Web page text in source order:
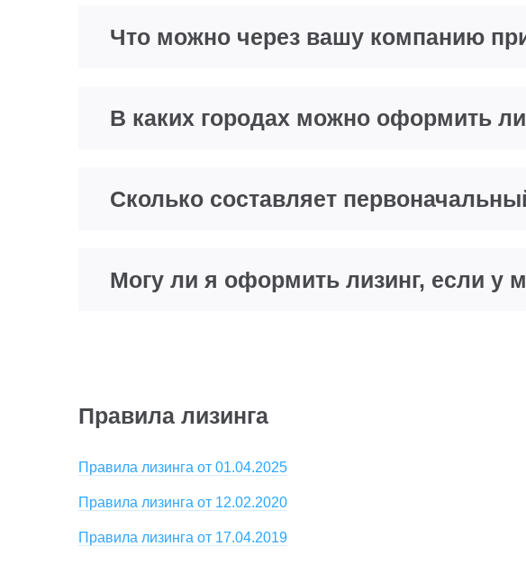
Что можно через вашу компанию
В каких городах можно оформить
Сколько составляет
Могу ли я оформить лизинг, если у
Правила лизинга
Правила лизинга от 01.04.2025
Правила лизинга от 12.02.2020
Правила лизинга от 17.04.2019